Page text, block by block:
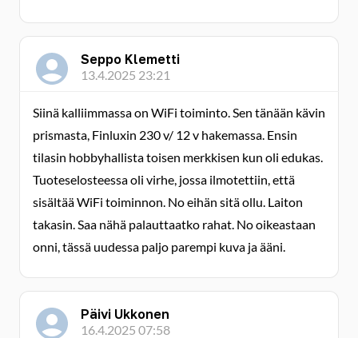
Seppo Klemetti
13.4.2025 23:21
Siinä kalliimmassa on WiFi toiminto. Sen tänään kävin
prismasta, Finluxin 230 v/ 12 v hakemassa. Ensin
tilasin hobbyhallista toisen merkkisen kun oli edukas.
Tuoteselosteessa oli virhe, jossa ilmotettiin, että
sisältää WiFi toiminnon. No eihän sitä ollu. Laiton
takasin. Saa nähä palauttaatko rahat. No oikeastaan
onni, tässä uudessa paljo parempi kuva ja ääni.
Päivi Ukkonen
16.4.2025 07:58